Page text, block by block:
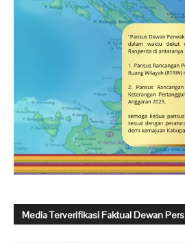
Media Terverifikasi Faktual Dewan Pers